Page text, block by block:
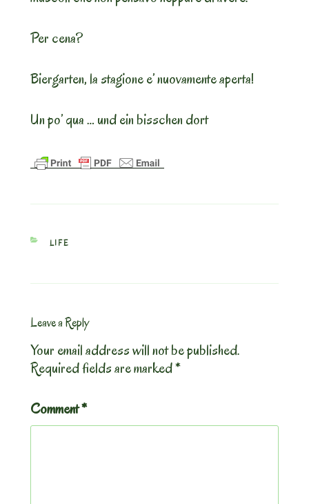
Per cena?
Biergarten, la stagione e’ nuovamente aperta!
Un po’ qua … und ein bisschen dort
CATEGORIES
LIFE
Leave a Reply
Your email address will not be published.
Required fields are marked*
Comment*